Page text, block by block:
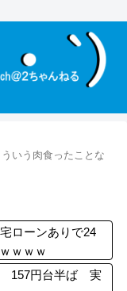
ういう肉食ったことな
ローンありで24
ｗｗｗ
157円台半ば 実